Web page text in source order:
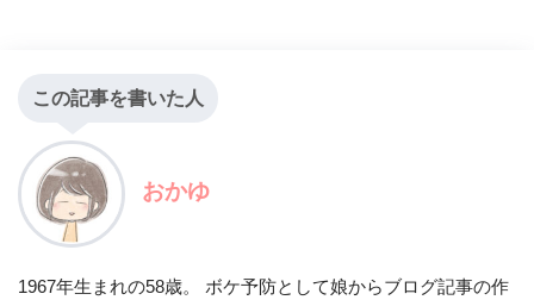
この記事を書いた人
おかゆ
1967年生まれの58歳。 ボケ予防として娘からブログ記事の作